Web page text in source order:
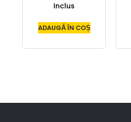
Inclus
ADAUGĂ ÎN COȘ